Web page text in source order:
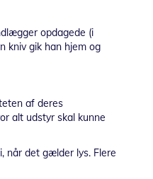
opdagede (i
kniv gik han hjem og
af deres
alt udstyr skal kunne
når det gælder lys. Flere